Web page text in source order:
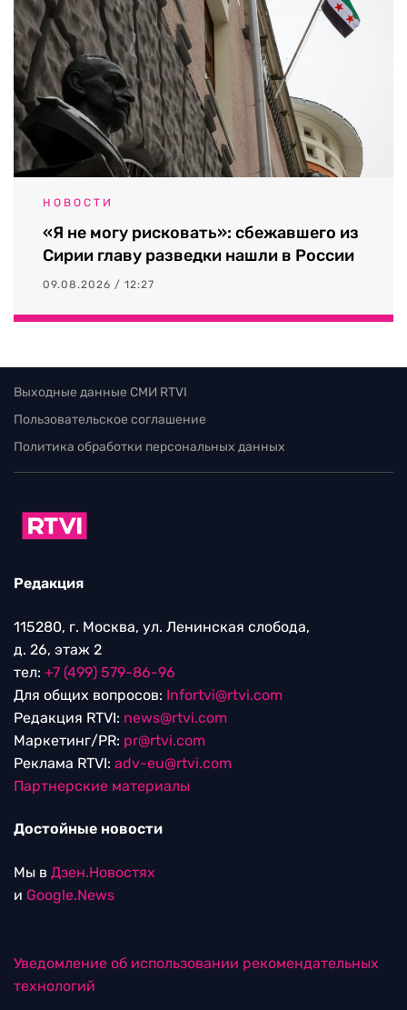
НОВОСТИ
«Я не могу рисковать»: сбежавшего из
Сирии главу разведки нашли в России
09.08.2026 / 12:27
Выходные данные СМИ RTVI
Пользовательское соглашение
Политика обработки персональных данных
Редакция
115280, г. Москва, ул. Ленинская слобода,
д. 26, этаж 2
тел: +7 (499) 579-86-96
Для общих вопросов: Infortvi@rtvi.com
Редакция RTVI: news@rtvi.com
Маркетинг/PR: pr@rtvi.com
Реклама RTVI: adv-eu@rtvi.com
Партнерские материалы
Достойные новости
Мы в Дзен.Новостях
и Google.News
Уведомление об использовании рекомендательных
технологий